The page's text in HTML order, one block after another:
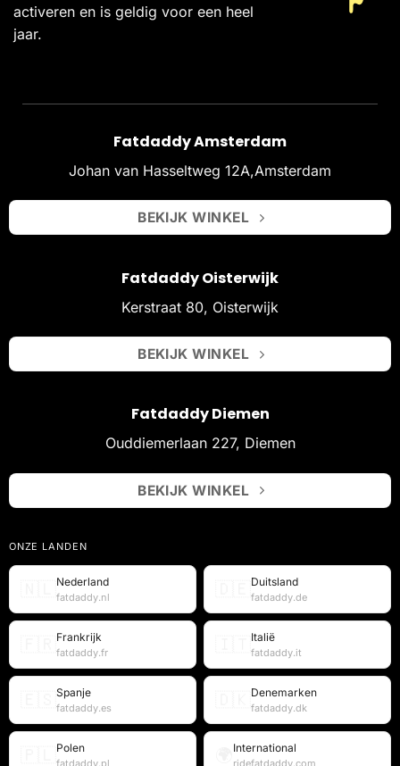
activeren en is geldig voor een heel
jaar.
Fatdaddy Amsterdam
Johan van Hasseltweg 12A,Amsterdam
BEKIJK WINKEL
Fatdaddy Oisterwijk
Kerstraat 80, Oisterwijk
BEKIJK WINKEL
Fatdaddy Diemen
Ouddiemerlaan 227, Diemen
BEKIJK WINKEL
ONZE LANDEN
Nederland
fatdaddy.nl
Duitsland
fatdaddy.de
Frankrijk
fatdaddy.fr
Italië
fatdaddy.it
Spanje
fatdaddy.es
Denemarken
fatdaddy.dk
Polen International